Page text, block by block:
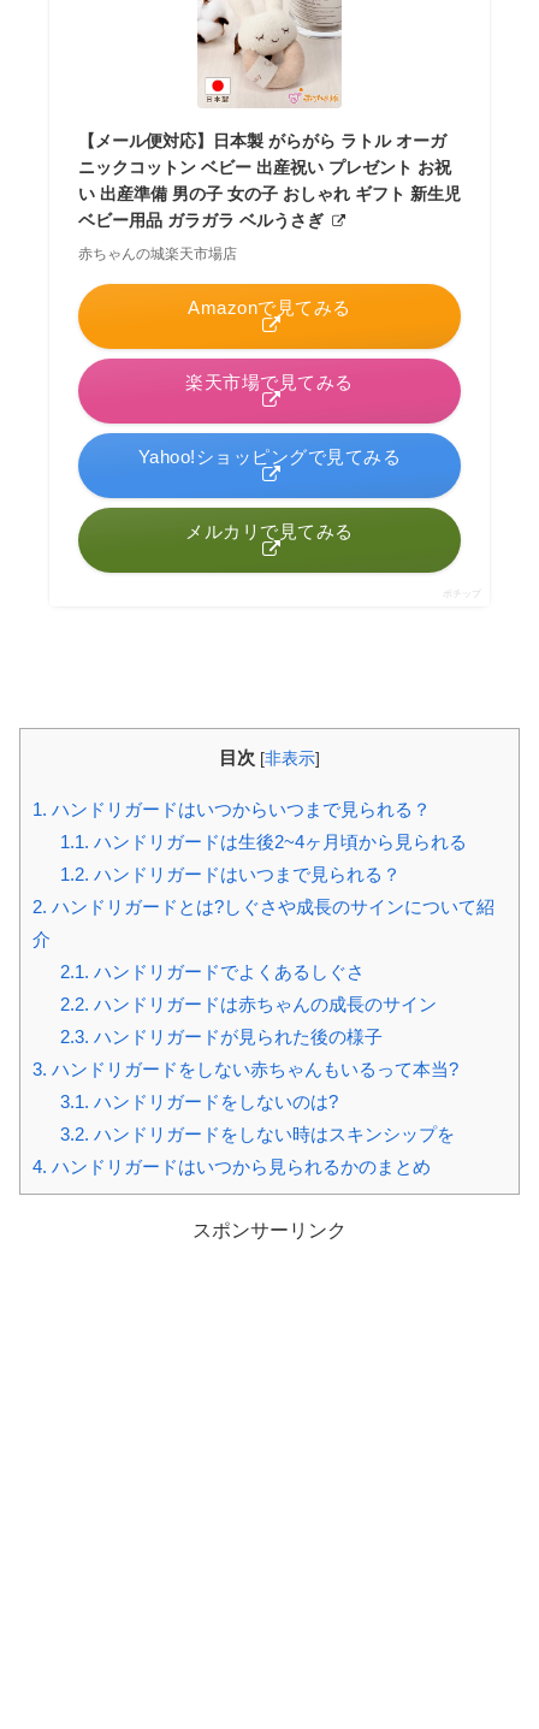
【メール便対応】日本製 がらがら ラトル オーガ
ニックコットン ベビー 出産祝い プレゼント お祝
い 出産準備 男の子 女の子 おしゃれ ギフト 新生児
ベビー用品 ガラガラ ベルうさぎ
赤ちゃんの城楽天市場店
Amazonで見てみる
楽天市場で見てみる
Yahoo!ショッピングで見てみる
メルカリで見てみる
ポチップ
目次 [非表示]
1. ハンドリガードはいつからいつまで見られる？
1.1. ハンドリガードは生後2~4ヶ月頃から見られる
1.2. ハンドリガードはいつまで見られる？
2. ハンドリガードとは?しぐさや成長のサインについて紹
介
2.1. ハンドリガードでよくあるしぐさ
2.2. ハンドリガードは赤ちゃんの成長のサイン
2.3. ハンドリガードが見られた後の様子
3. ハンドリガードをしない赤ちゃんもいるって本当?
3.1. ハンドリガードをしないのは?
3.2. ハンドリガードをしない時はスキンシップを
4. ハンドリガードはいつから見られるかのまとめ
スポンサーリンク